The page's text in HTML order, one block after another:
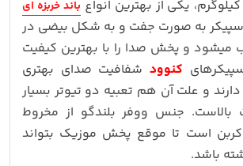
باند خربزه ای
به صورت جفت و به شکل بیضی در
و پخش صدا را با بهترین کیفیت
کنوود شفافیت صدای بهتری
و علت آن هم تعبیه دو تیوتر بسیار
جنس ووفر بلندگو از مخروط
است تا موقع پخش موزیک بتواند
باشد.